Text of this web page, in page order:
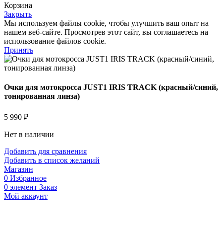
Корзина
Закрыть
Мы используем файлы cookie, чтобы улучшить ваш опыт на
нашем веб-сайте. Просмотрев этот сайт, вы соглашаетесь на
использование файлов cookie.
Принять
Очки для мотокросса JUST1 IRIS TRACK (красный/синий,
тонированная линза)
5 990 ₽
Нет в наличии
Добавить для сравнения
Добавить в список желаний
Магазин
0 Избранное
0 элемент Заказ
Мой аккаунт